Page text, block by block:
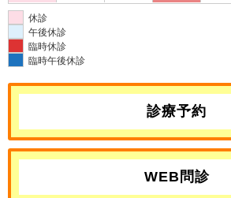
休診
午後休診
臨時休診
臨時午後休診
診療予約
WEB問診